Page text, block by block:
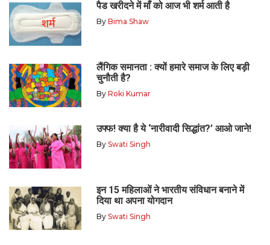
पैड खरीदने में माँ को आज भी शर्म आती है
By Bima Shaw
लैंगिक समानता : क्यों हमारे समाज के लिए बड़ी
चुनौती है?
By Roki Kumar
उफ्फ! क्या है ये ‘नारीवादी सिद्धांत?’ आओ जाने!
By Swati Singh
इन 15 महिलाओं ने भारतीय संविधान बनाने में
दिया था अपना योगदान
By Swati Singh